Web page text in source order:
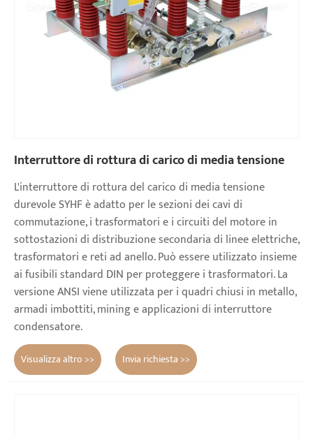
Interruttore di rottura di carico di media tensione
L'interruttore di rottura del carico di media tensione
durevole SYHF è adatto per le sezioni dei cavi di
commutazione, i trasformatori e i circuiti del motore in
sottostazioni di distribuzione secondaria di linee elettriche,
trasformatori e reti ad anello. Può essere utilizzato insieme
ai fusibili standard DIN per proteggere i trasformatori. La
versione ANSI viene utilizzata per i quadri chiusi in metallo,
armadi imbottiti, mining e applicazioni di interruttore
condensatore.
Visualizza altro >> Invia richiesta >>